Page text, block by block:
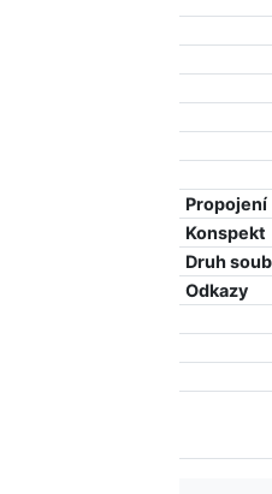
Propojení
Konspekt
Druh
Odkazy